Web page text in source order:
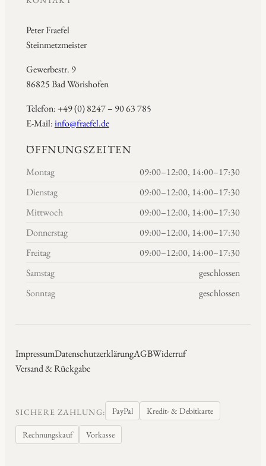
Peter Fraefel
Steinmetzmeister
Gewerbestr. 9
86825 Bad Wörishofen
Telefon: +49 (0) 8247 – 90 63 785
E-Mail:info@fraefel.de
ÖFFNUNGSZEITEN
Montag
09:00–12:00, 14:00–17:30
Dienstag
09:00–12:00, 14:00–17:30
Mittwoch
09:00–12:00, 14:00–17:30
Donnerstag
09:00–12:00, 14:00–17:30
Freitag
09:00–12:00, 14:00–17:30
Samstag
geschlossen
Sonntag
geschlossen
ImpressumDatenschutzerklärungAGBWiderruf
Versand & Rückgabe
SICHERE ZAHLUNG: PayPal Kredit- & Debitkarte
Rechnungskauf Vorkasse